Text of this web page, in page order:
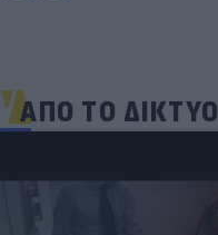
ΑΠΟ ΤΟ ΔΙΚΤΥΟ